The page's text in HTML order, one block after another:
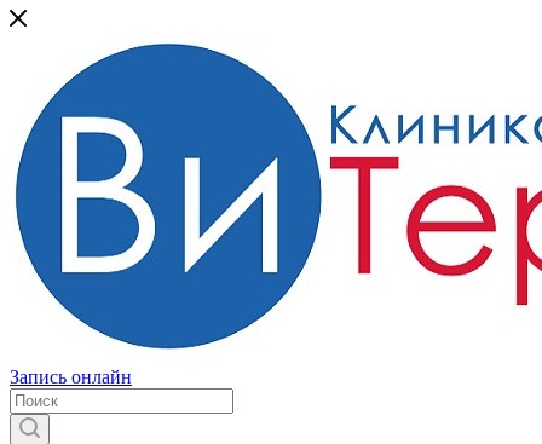
Запись онлайн